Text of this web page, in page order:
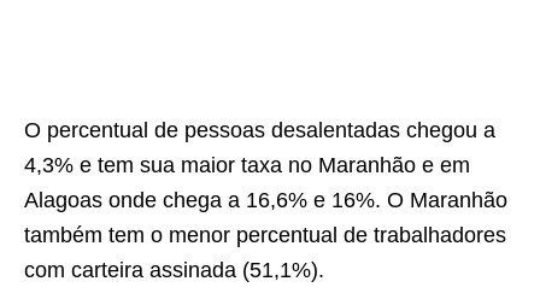
O percentual de pessoas desalentadas chegou a
4,3% e tem sua maior taxa no Maranhão e em
Alagoas onde chega a 16,6% e 16%. O Maranhão
também tem o menor percentual de trabalhadores
com carteira assinada (51,1%).